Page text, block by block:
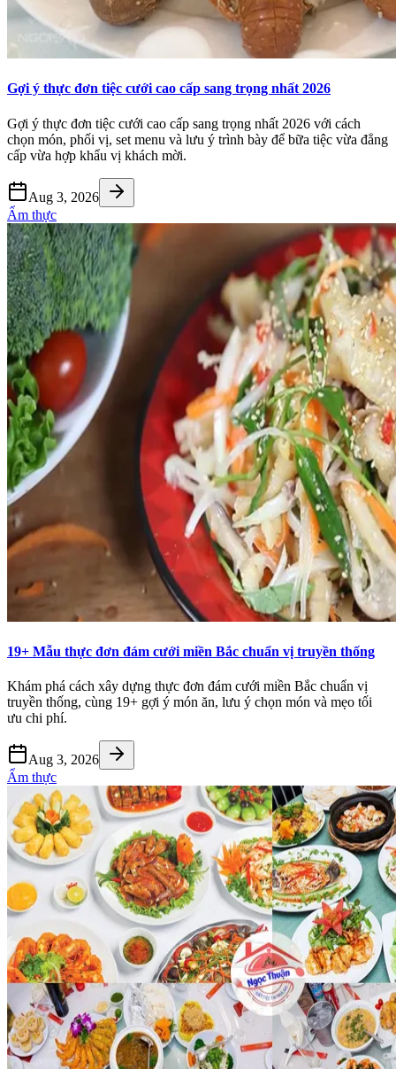
Gợi ý thực đơn tiệc cưới cao cấp sang trọng nhất 2026
Gợi ý thực đơn tiệc cưới cao cấp sang trọng nhất 2026 với cách
chọn món, phối vị, set menu và lưu ý trình bày để bữa tiệc vừa đẳng
cấp vừa hợp khẩu vị khách mời.
Aug 3, 2026
Ẩm thực
19+ Mẫu thực đơn đám cưới miền Bắc chuẩn vị truyền thống
Khám phá cách xây dựng thực đơn đám cưới miền Bắc chuẩn vị
truyền thống, cùng 19+ gợi ý món ăn, lưu ý chọn món và mẹo tối
ưu chi phí.
Aug 3, 2026
Ẩm thực